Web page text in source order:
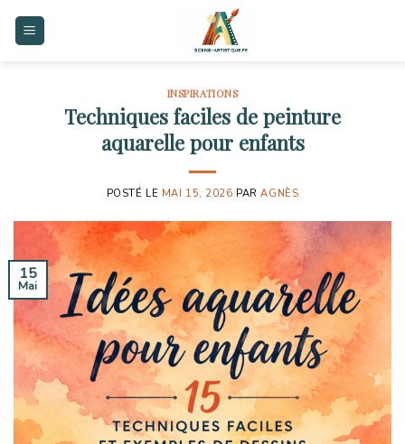
INSPIRATIONS
Techniques faciles de peinture
aquarelle pour enfants
POSTÉ LE MAI 15, 2026 PARAGNÈS
15
Mai